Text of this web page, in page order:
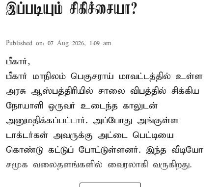
இப்படியும் சிகிச்சையா?
Published on: 07 Aug 2026, 1:09 am
பீகார்,
பீகார் மாநிலம் பெகுசராய் மாவட்டத்தில் உள்ள
அரசு ஆஸ்பத்திரியில் சாலை விபத்தில் சிக்கிய
நோயாளி ஒருவர் உடைந்த காலுடன்
அனுமதிக்கப்பட்டார். அப்போது அங்குள்ள
டாக்டர்கள் அவருக்கு அட்டை பெட்டியை
கொண்டு கட்டுப் போட்டுள்ளனர். இந்த வீடியோ
சமூக வலைதளங்களில் வைரலாகி வருகிறது.